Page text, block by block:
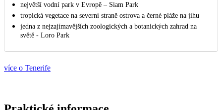
největší vodní park v Evropě – Siam Park
tropická vegetace na severní straně ostrova a černé pláže na jihu
jedna z nejzajímavějších zoologických a botanických zahrad na
světě - Loro Park
více o Tenerife